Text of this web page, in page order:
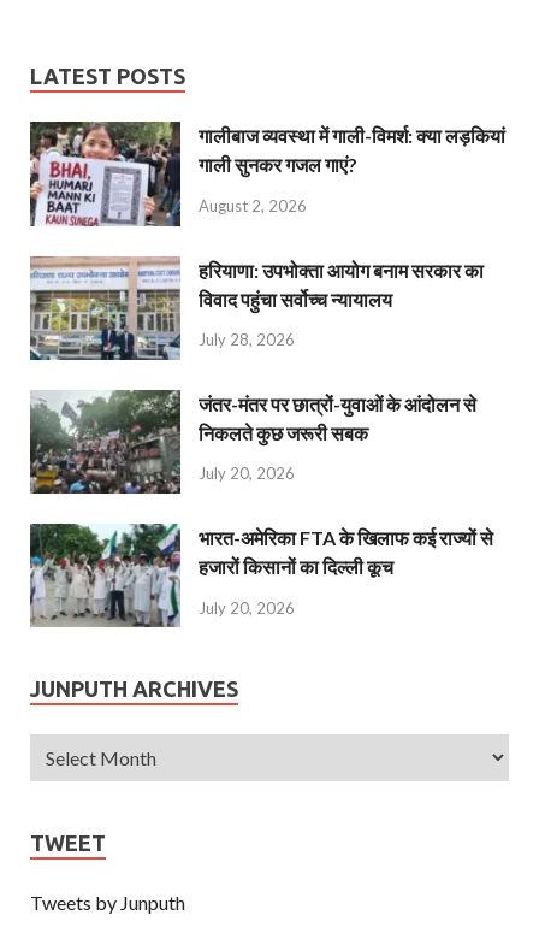
LATEST POSTS
गालीबाज व्‍यवस्‍था में गाली-विमर्श: क्या लड़कियां
गाली सुनकर गजल गाएं?
August 2, 2026
हरियाणा: उपभोक्ता आयोग बनाम सरकार का
विवाद पहुंचा सर्वोच्च न्यायालय
July 28, 2026
जंतर-मंतर पर छात्रों-युवाओं के आंदोलन से
निकलते कुछ जरूरी सबक
July 20, 2026
भारत-अमेरिका FTA के खिलाफ कई राज्यों से
हजारों किसानों का दिल्ली कूच
July 20, 2026
JUNPUTH ARCHIVES
TWEET
Tweets by Junputh